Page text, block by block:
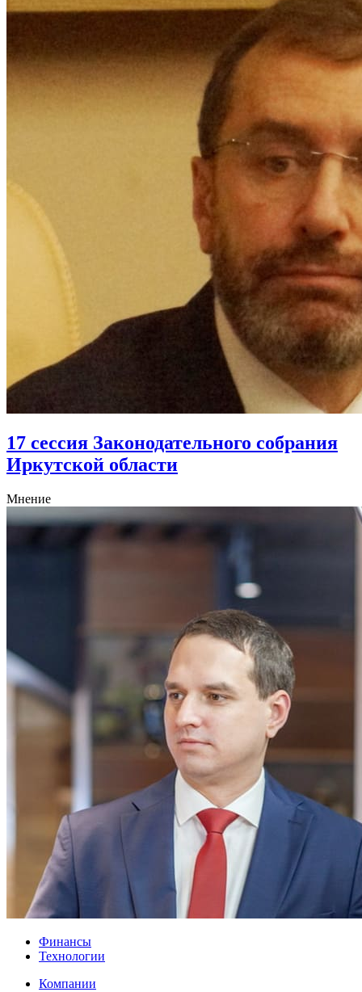
17 сессия Законодательного собрания
Иркутской области
Мнение
Финансы
Технологии
Компании